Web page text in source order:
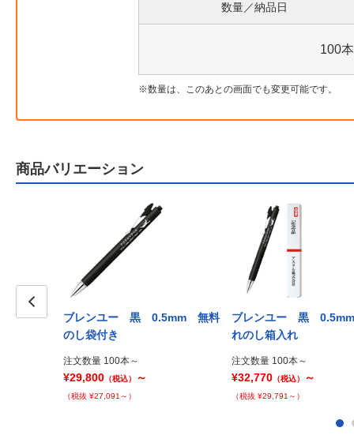
数量／納品日
100本
数量は、このあとの画面でも変更可能です。
商品バリエーション
PP
ブレンユー 黒 0.5mm 無料
のし袋付き
注文数量 100本～
¥29,800 （税込） ～
（税抜 ¥27,091～）
ブレンユー 黒
れのし箱入れ
注文数量 100本～
¥32,770 （税込） ～
（税抜 ¥29,791～）